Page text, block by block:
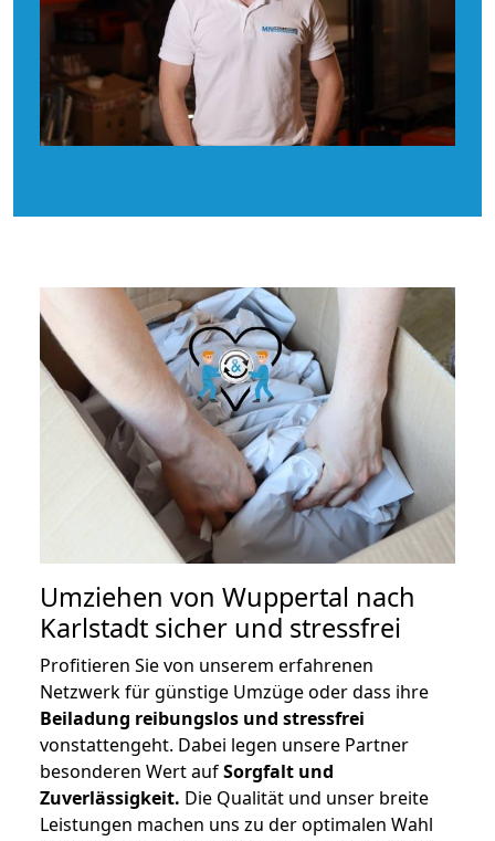
Umziehen von Wuppertal nach
Karlstadt sicher und stressfrei
Profitieren Sie von unserem erfahrenen
Netzwerk für günstige Umzüge oder dass ihre
Beiladung reibungslos und stressfrei
vonstattengeht. Dabei legen unsere Partner
besonderen Wert aufSorgfalt und
Zuverlässigkeit. Die Qualität und unser breite
Leistungen machen uns zu der optimalen Wahl